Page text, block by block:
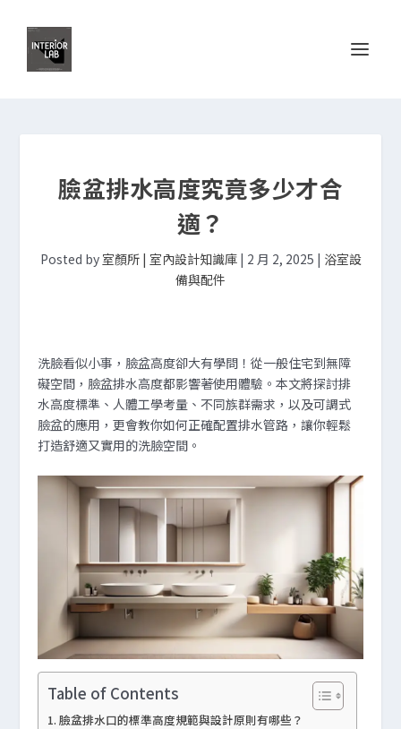
臉盆排水高度究竟多少才合
適？
Posted by 室顏所 | 室內設計知識庫| 2 月 2, 2025 | 浴室設
備與配件
洗臉看似小事，臉盆高度卻大有學問！從一般住宅到無障
礙空間，臉盆排水高度都影響著使用體驗。本文將探討排
水高度標準、人體工學考量、不同族群需求，以及可調式
臉盆的應用，更會教你如何正確配置排水管路，讓你輕鬆
打造舒適又實用的洗臉空間。
Table of Contents
臉盆排水口的標準高度規範與設計原則有哪些？